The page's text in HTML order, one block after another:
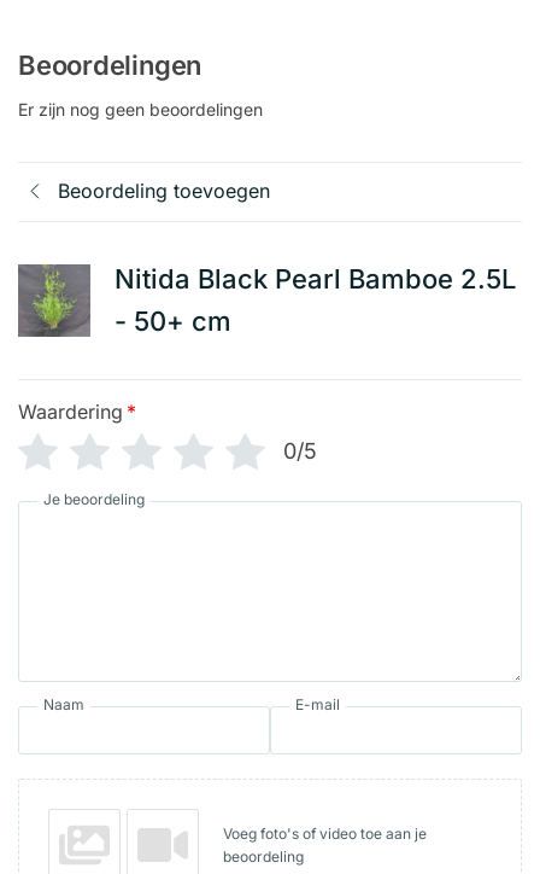
Beoordelingen
Er zijn nog geen beoordelingen
Beoordeling toevoegen
Nitida Black Pearl Bamboe 2.5L
- 50+ cm
Waardering *
0/5
Je beoordeling
Naam E-mail
Voeg foto's of video toe aan je
beoordeling